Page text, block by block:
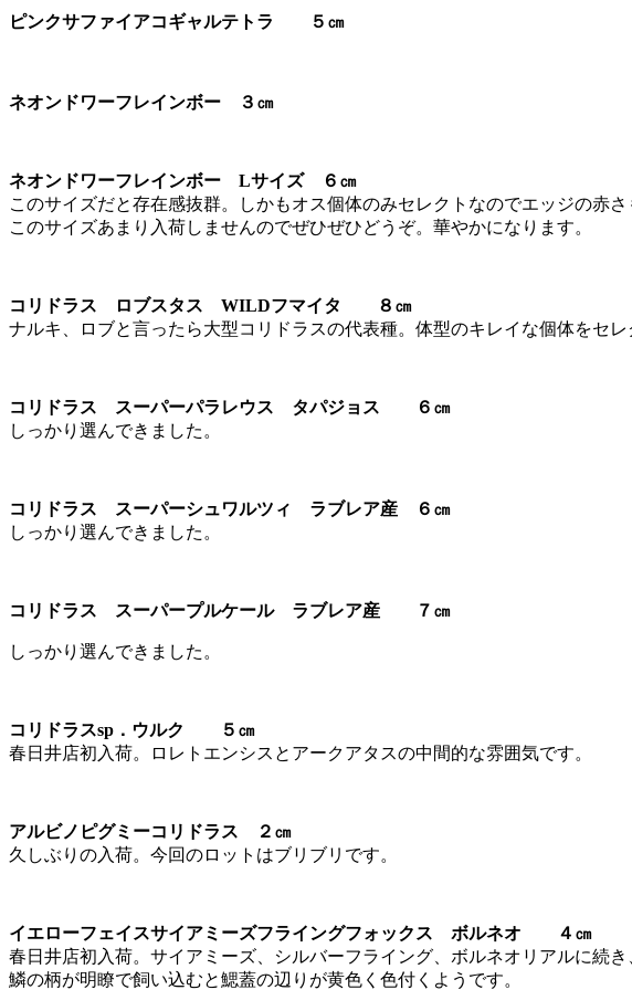
ピンクサファイアコギャルテトラ ５㎝
ネオンドワーフレインボー ３㎝
ネオンドワーフレインボー Lサイズ ６㎝
このサイズだと存在感抜群。しかもオス個体のみセレクトなのでエッジの赤さ
このサイズあまり入荷しませんのでぜひぜひどうぞ。華やかになります。
コリドラス ロブスタス WILDフマイタ ８㎝
ナルキ、ロブと言ったら大型コリドラスの代表種。体型のキレイな個体をセレ
コリドラス スーパーパラレウス タパジョス ６㎝
しっかり選んできました。
コリドラス スーパーシュワルツィ ラブレア産 ６㎝
しっかり選んできました。
コリドラス スーパープルケール ラブレア産 ７㎝
しっかり選んできました。
コリドラスsp．ウルク ５㎝
春日井店初入荷。ロレトエンシスとアークアタスの中間的な雰囲気です。
アルビノピグミーコリドラス ２㎝
久しぶりの入荷。今回のロットはブリブリです。
イエローフェイスサイアミーズフライングフォックス ボルネオ ４㎝
春日井店初入荷。サイアミーズ、シルバーフライング、ボルネオリアルに続き
鱗の柄が明瞭で飼い込むと鰓蓋の辺りが黄色く色付くようです。